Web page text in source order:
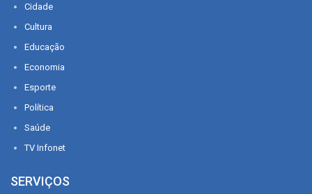
Cidade
Cultura
Educação
Economia
Esporte
Política
Saúde
TV Infonet
SERVIÇOS